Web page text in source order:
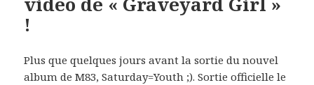
!
Plus que quelques jours avant la sortie du nouvel
album de M83, Saturday=Youth ;). Sortie officielle le